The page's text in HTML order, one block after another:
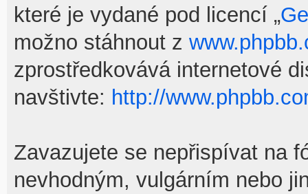
které je vydané pod licencí „
možno stáhnout z
zprostředkovává internetové
navštivte: http://
Zavazujete se nepřispívat na
nevhodným, vulgárním nebo